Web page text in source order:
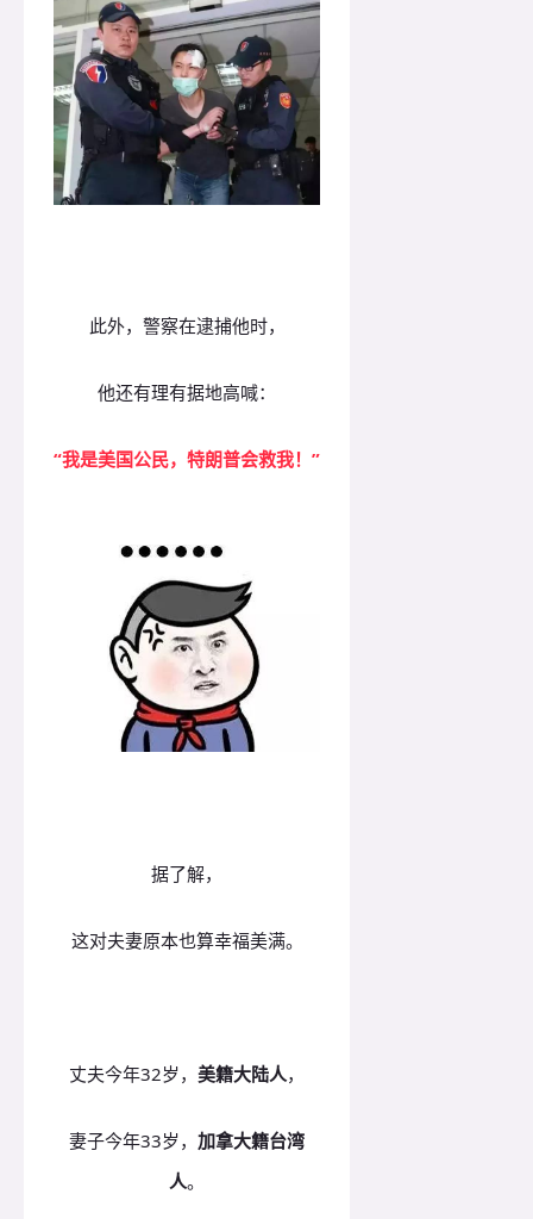
此外，警察在逮捕他时，
他还有理有据地高喊：
“我是美国公民，特朗普会救我！”
据了解，
这对夫妻原本也算幸福美满。
丈夫今年32岁， 美籍大陆人，
妻子今年33岁， 加拿大籍台湾
人。